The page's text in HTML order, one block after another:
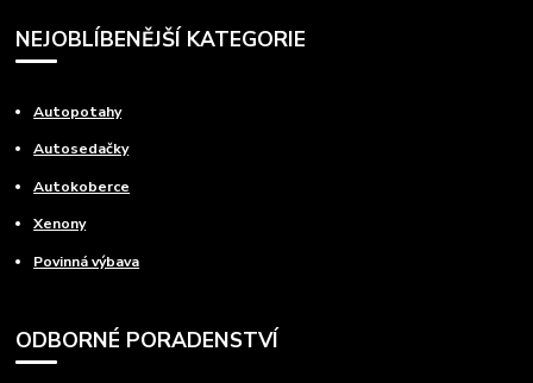
NEJOBLÍBENĚJŠÍ KATEGORIE
Autopotahy
Autosedačky
Autokoberce
Xenony
Povinná výbava
ODBORNÉ PORADENSTVÍ